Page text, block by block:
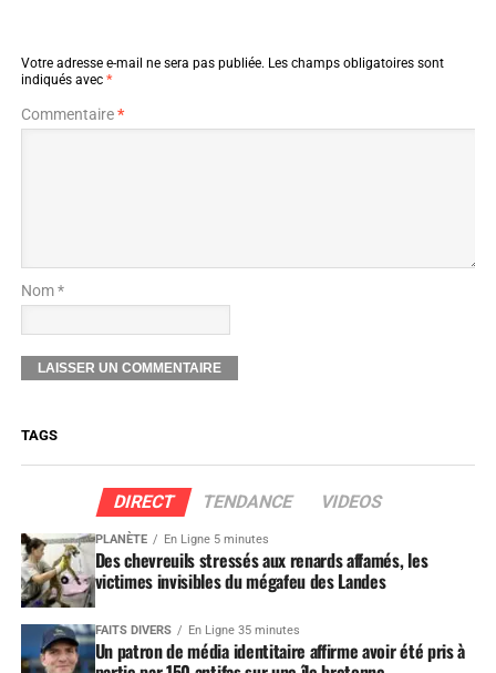
Votre adresse e-mail ne sera pas publiée. Les champs obligatoires sont
indiqués avec *
Commentaire*
Nom *
TAGS
DIRECT TENDANCE VIDEOS
PLANÈTE En Ligne 5 minutes
Des chevreuils stressés aux renards affamés, les
victimes invisibles du mégafeu des Landes
FAITS DIVERS En Ligne 35 minutes
Un patron de média identitaire affirme avoir été pris à